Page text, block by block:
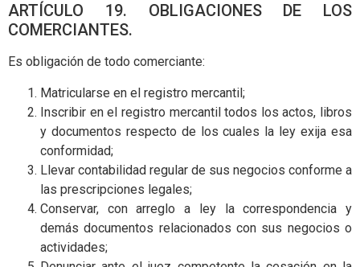
ARTÍCULO 19. OBLIGACIONES DE LOS
COMERCIANTES.
Es obligación de todo comerciante:
Matricularse en el registro mercantil;
Inscribir en el registro mercantil todos los actos, libros
y documentos respecto de los cuales la ley exija esa
conformidad;
Llevar contabilidad regular de sus negocios conforme a
las prescripciones legales;
Conservar, con arreglo a ley la correspondencia y
demás documentos relacionados con sus negocios o
actividades;